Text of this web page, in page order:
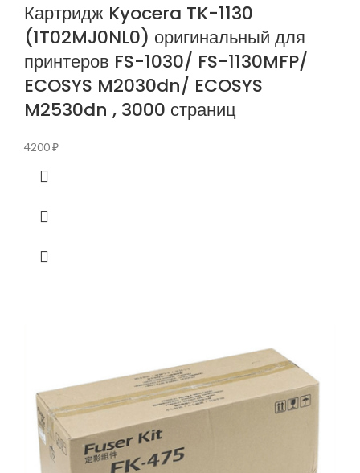
Картридж Kyocera TK-1130
(1T02MJ0NL0) оригинальный для
принтеров FS-1030/ FS-1130MFP/
ECOSYS M2030dn/ ECOSYS
M2530dn , 3000 страниц
4200₽